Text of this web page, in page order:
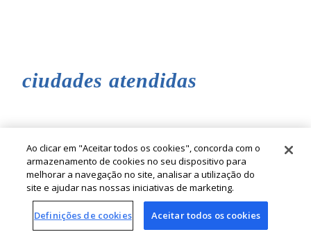
ciudades atendidas
© Cia. Hering - Todos los derechos reservados
Ao clicar em "Aceitar todos os cookies", concorda com o
armazenamento de cookies no seu dispositivo para
melhorar a navegação no site, analisar a utilização do
site e ajudar nas nossas iniciativas de marketing.
Definições de cookies Aceitar todos os cookies